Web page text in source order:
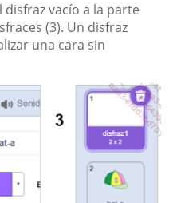
vacío a la parte
(3). Un disfraz
una cara sin